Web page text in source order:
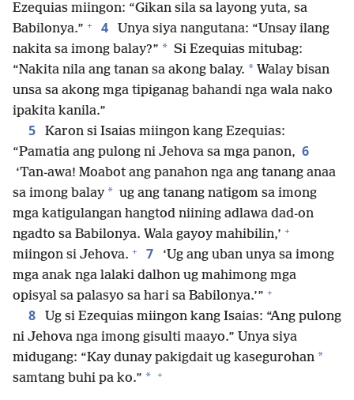
Ezequias miingon: “Gikan sila sa layong yuta, sa
Babilonya.” + 4
Unya siya nangutana: “Unsay ilang
nakita sa imong balay?” * Si Ezequias mitubag:
“Nakita nila ang tanan sa akong balay. * Walay bisan
unsa sa akong mga tipiganag bahandi nga wala nako
ipakita kanila.”
5
Karon si Isaias miingon kang Ezequias:
“Pamatia ang pulong ni Jehova sa mga panon, 6
‘Tan-awa! Moabot ang panahon nga ang tanang anaa
sa imong balay * ug ang tanang natigom sa imong
mga katigulangan hangtod niining adlawa dad-on
ngadto sa Babilonya. Wala gayoy mahibilin,’ +
miingon si Jehova. + 7
‘Ug ang uban unya sa imong
mga anak nga lalaki dalhon ug mahimong mga
opisyal sa palasyo sa hari sa Babilonya.’” +
8
Ug si Ezequias miingon kang Isaias: “Ang pulong
ni Jehova nga imong gisulti maayo.” Unya siya
midugang: “Kay dunay pakigdait ug kasegurohan *
samtang buhi pa ko.” * +